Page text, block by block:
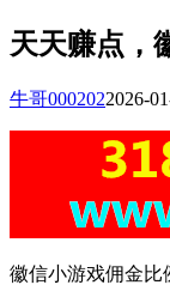
天天赚点，
牛哥0002022026-
徽信小游戏佣金比